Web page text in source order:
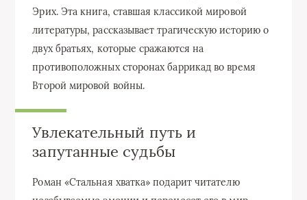
Эрих. Эта книга, ставшая классикой мировой
литературы, рассказывает трагическую историю о
двух братьях, которые сражаются на
противоположных сторонах баррикад во время
Второй мировой войны.
Увлекательный путь и
запутанные судьбы
Роман «Стальная хватка» подарит читателю